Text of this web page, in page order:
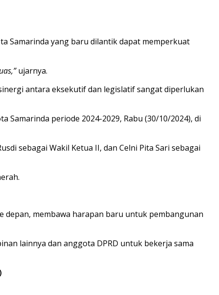
Samarinda yang baru dilantik dapat memperkuat
ujarnya.
antara eksekutif dan legislatif sangat diperlukan
Samarinda periode 2024-2029, Rabu (30/10/2024), di
sebagai Wakil Ketua II, dan Celni Pita Sari sebagai
depan, membawa harapan baru untuk pembangunan
lainnya dan anggota DPRD untuk bekerja sama